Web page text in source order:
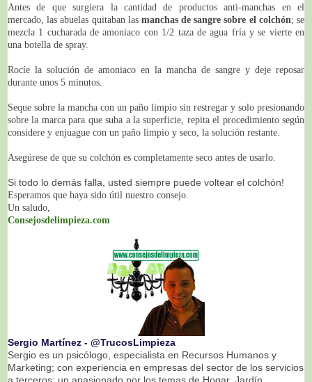
Antes de que surgiera la cantidad de productos anti-manchas en el
mercado, las abuelas quitaban las manchas de sangre sobre el colchón; se
mezcla 1 cucharada de amoniaco con 1/2 taza de agua fría y se vierte en
una botella de spray.
Rocíe la solución de amoniaco en la mancha de sangre y deje reposar
durante unos 5 minutos.
Seque sobre la mancha con un paño limpio sin restregar y solo presionando
sobre la marca para que suba a la superficie, repita el procedimiento según
considere y enjuague con un paño limpio y seco, la solución restante.
Asegúrese de que su colchón es completamente seco antes de usarlo.
Si todo lo demás falla, usted siempre puede voltear el colchón!
Esperamos que haya sido útil nuestro consejo.
Un saludo,
Consejosdelimpieza.com
Sergio Martínez ‐ @TrucosLimpieza
Sergio es un psicólogo, especialista en Recursos Humanos y
Marketing; con experiencia en empresas del sector de los servicios
a terceros; un apasionado por los temas de Hogar, Jardín,